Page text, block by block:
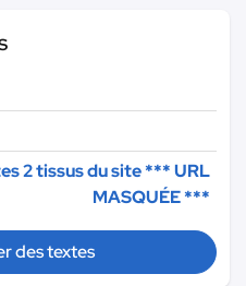
2 tissus du site*** URL
MASQUÉE ***
des textes